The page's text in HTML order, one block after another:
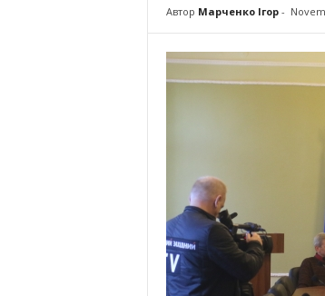
Автор Марченко Ігор-